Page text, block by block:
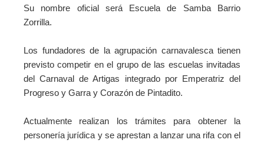
Su nombre oficial será Escuela de Samba Barrio
Zorrilla.
Los fundadores de la agrupación carnavalesca tienen
previsto competir en el grupo de las escuelas invitadas
del Carnaval de Artigas integrado por Emperatriz del
Progreso y Garra y Corazón de Pintadito.
Actualmente realizan los trámites para obtener la
personería jurídica y se aprestan a lanzar una rifa con el